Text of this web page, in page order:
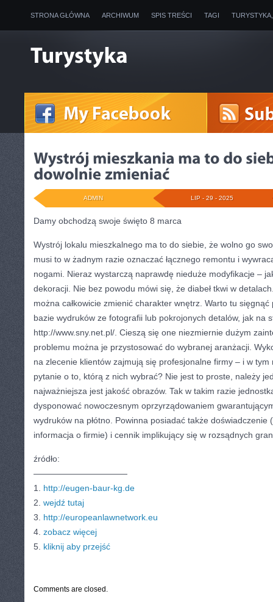
STRONA GŁÓWNA ARCHIWUM SPIS TREŚCI TAGI
LIP - 29 - 2025
ADMIN
Damy obchodzą swoje święto 8 marca
Wystrój lokalu mieszkalnego ma to do siebie, że wolno go
musi to w żadnym razie oznaczać łącznego remontu i
nogami. Nieraz wystarczą naprawdę nieduże modyfikacje –
dekoracji. Nie bez powodu mówi się, że diabeł tkwi w
można całkowicie zmienić charakter wnętrz. Warto tu
bazie wydruków ze fotografii lub pokrojonych detalów, jak na
http://www.sny.net.pl/. Cieszą się one niezmiernie dużym
problemu można je przystosować do wybranej aranżacji.
na zlecenie klientów zajmują się profesjonalne firmy – i w
pytanie o to, którą z nich wybrać? Nie jest to proste, należy
najważniejsza jest jakość obrazów. Tak w takim razie
dysponować nowoczesnym oprzyrządowaniem
wydruków na płótno. Powinna posiadać także doświadczenie
informacja o firmie) i cennik implikujący się w rozsądnych
źródło:
———————————
1. http://eugen-baur-kg.de
2. wejdź tutaj
3. http://europeanlawnetwork.eu
4. zobacz więcej
5. kliknij aby przejść
Comments are closed.